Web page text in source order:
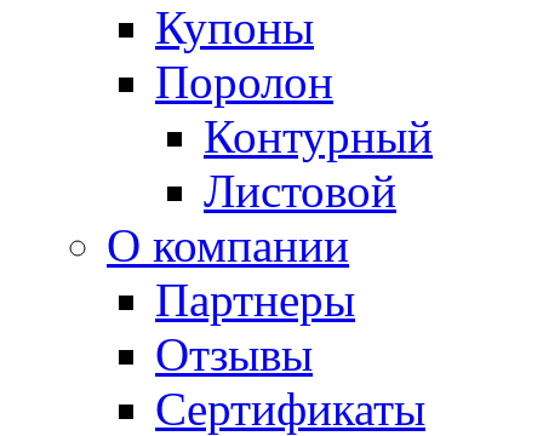
Купоны
Поролон
Контурный
Листовой
О компании
Партнеры
Отзывы
Сертификаты